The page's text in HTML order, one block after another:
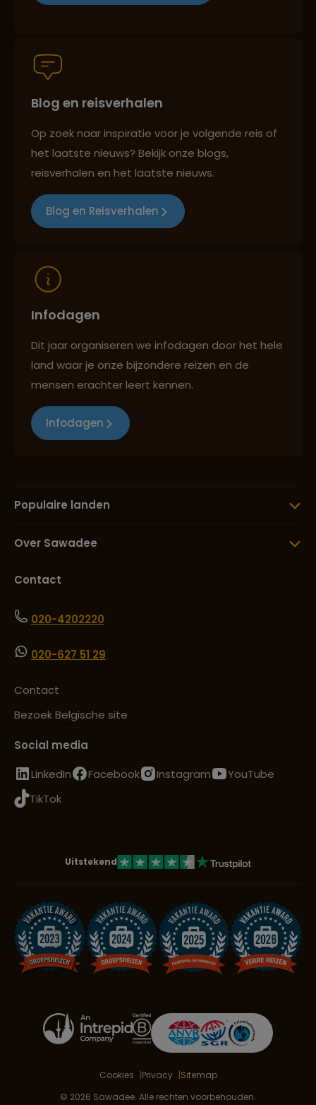
Best beoordeelde reisroutes
Reizen met oog voor mens, cultuur en milieu
Blog en reisverhalen
Op zoek naar inspiratie voor je volgende reis of
het laatste nieuws? Bekijk onze blogs,
reisverhalen en het laatste nieuws.
Blog en Reisverhalen
Infodagen
Dit jaar organiseren we infodagen door het hele
land waar je onze bijzondere reizen en de
mensen erachter leert kennen.
Infodagen
Populaire landen
Over Sawadee
Contact
020-4202220
020-627 51 29
Contact
Bezoek Belgische site
Social media
LinkedIn
Facebook Instagram
YouTube
TikTok
Uitstekend
Cookies Privacy
Sitemap
© 2026 Sawadee. Alle rechten voorbehouden.